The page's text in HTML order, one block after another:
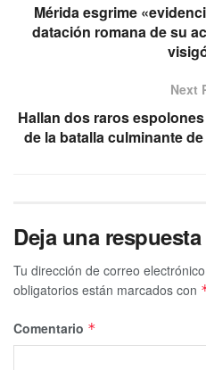
Mérida esgrime
datación romana de su
Next
Hallan dos raros
de la batalla culminante
Deja una respuesta
Tu dirección de correo
obligatorios están marcados con
Comentario *